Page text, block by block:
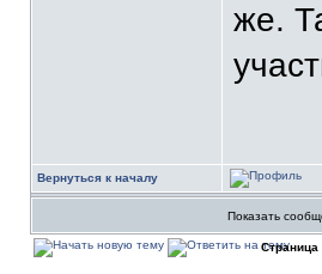
же.
Вернуться к началу
Показать
Страница